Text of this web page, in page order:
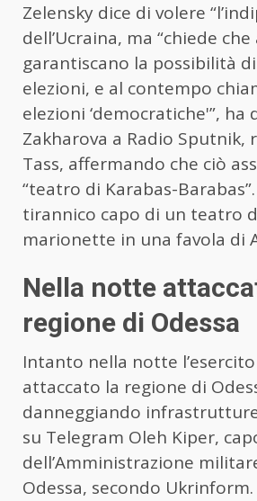
Zelensky dice di volere
dell’Ucraina, ma “chiede
garantiscano la possibilità
elezioni, e al contempo
elezioni ‘democratiche'”, ha
Zakharova a Radio Sputnik,
Tass, affermando che ciò
“teatro di Karabas-
tirannico capo di un teatro
marionette in una favola di
Nella notte
regione di Odessa
Intanto nella notte
attaccato la regione di
danneggiando
su Telegram Oleh Kiper,
dell’Amministrazione
Odessa, secondo Ukrinform.